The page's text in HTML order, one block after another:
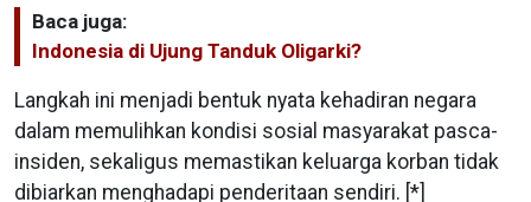
Baca juga:
Indonesia di Ujung Tanduk Oligarki?
Langkah ini menjadi bentuk nyata kehadiran negara
dalam memulihkan kondisi sosial masyarakat pasca-
insiden, sekaligus memastikan keluarga korban tidak
dibiarkan menghadapi penderitaan sendiri. [*]